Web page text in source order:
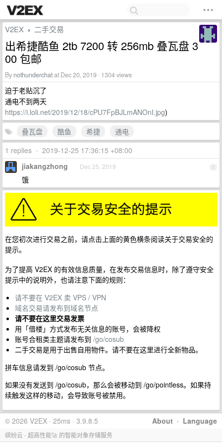
V2EX › 二手交易
出希捷酷鱼 2tb 7200 转 256mb 叠瓦盘 3
00 包邮
By nothunderchatat Dec 20, 2019 · 1304 views
迫于老贴沉了
通电不到两天
https://i.loli.net/2019/12/18/cPU7FpBJLmANOnI.jpg)
叠瓦盘
酷鱼 希捷
通电
1 replies • 2019-12-25 17:36:15 +08:00
1
jiakangzhong Dec 25, 2019
饿
在您初次进行交易之前，请点击上面的黄色横条阅读关于交易安全的
提示。
为了提高 V2EX 的有效信息质量，在发布交易信息时，除了遵守安全
提示中的说明外，也请注意下面的规则：
请不要在 V2EX 卖 VPS / VPN
域名交易请发布到域名节点
请不要在这里交易发票
用「借楼」方式发布无关信息的账号，会被降权
账号合租类主题请发布到 /go/cosub
二手交易是用于出售自用物件。请不要在这里进行全新物品。
拼车信息请发到 /go/cosub 节点。
如果没有发送到 /go/cosub，那么会被移动到 /go/pointless。如果持
续触发这样的移动，会导致账号被禁用。
About · Language
© 2026 V2EX · 25ms · 3.9.8.5
缤纷云 - 超高性能🚀 的智能对象存储服务